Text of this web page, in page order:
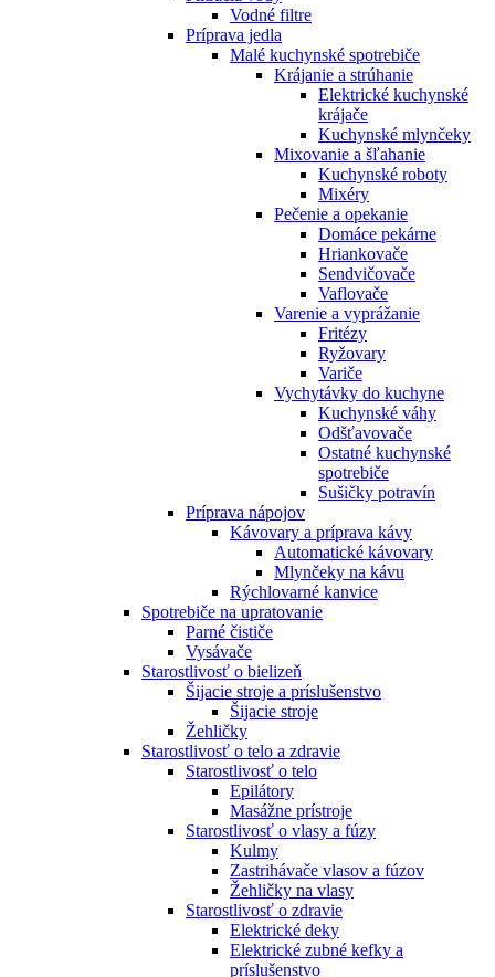
Vodné filtre
Príprava jedla
Malé kuchynské spotrebiče
Krájanie a strúhanie
Elektrické kuchynské
krájače
Kuchynské mlynčeky
Mixovanie a šľahanie
Kuchynské roboty
Mixéry
Pečenie a opekanie
Domáce pekárne
Hriankovače
Sendvičovače
Vaflovače
Varenie a vyprážanie
Fritézy
Ryžovary
Variče
Vychytávky do kuchyne
Kuchynské váhy
Odšťavovače
Ostatné kuchynské
spotrebiče
Sušičky potravín
Príprava nápojov
Kávovary a príprava kávy
Automatické kávovary
Mlynčeky na kávu
Rýchlovarné kanvice
Spotrebiče na upratovanie
Parné čističe
Vysávače
Starostlivosť o bielizeň
Šijacie stroje a príslušenstvo
Šijacie stroje
Žehličky
Starostlivosť o telo a zdravie
Starostlivosť o telo
Epilátory
Masážne prístroje
Starostlivosť o vlasy a fúzy
Kulmy
Zastrihávače vlasov a fúzov
Žehličky na vlasy
Starostlivosť o zdravie
Elektrické deky
Elektrické zubné kefky a
príslušenstvo